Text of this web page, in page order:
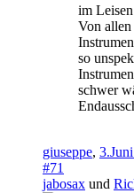
im
Von allen
so
schwer
giuseppe,
#71
jabosax und